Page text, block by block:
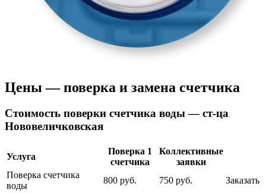
Цены — поверка и замена счетчика
Cтоимость поверки счетчика воды — ст-ца
Нововеличковская
Услуга
Поверка 1
счетчика
Коллективные
заявки
Поверка счетчика
воды
800 руб. 750 руб.
Заказать